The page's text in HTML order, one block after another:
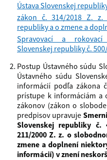
Ústava Slovenskej
zákon č. 314/2018 Z. z.
republiky a o zmene a
Spravovací a
Slovenskej republiky č.
Postup Ústavného súdu
Ústavného súdu
informácií podľa zákona
prístupe k informáciám a
zákonov (zákon o
predpisov upravuje
Slovenskej republiky
211/2000 Z. z. o
zmene a doplnení
informácií) v znení